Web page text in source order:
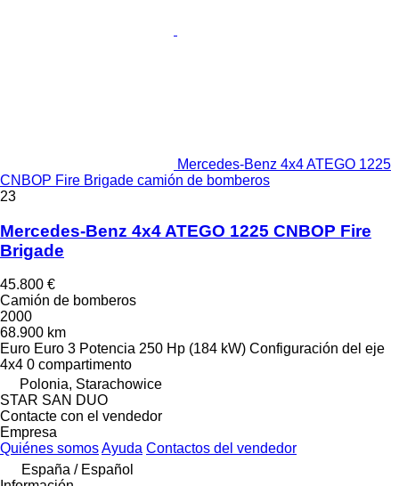
Mercedes-Benz 4x4 ATEGO 1225
CNBOP Fire Brigade camión de bomberos
23
Mercedes-Benz 4x4 ATEGO 1225 CNBOP Fire
Brigade
45.800 €
Camión de bomberos
2000
68.900 km
Euro Euro 3 Potencia 250 Hp (184 kW) Configuración del eje
4x4 0 compartimento
Polonia, Starachowice
STAR SAN DUO
Contacte con el vendedor
Empresa
Quiénes somosAyuda Contactos del vendedor
España / Español